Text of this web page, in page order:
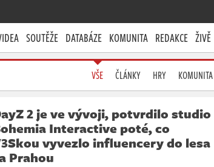
SOUTĚŽE DATABÁZE KOMUNITA REDAKCE ŽIVĚ
VŠE ČLÁNKY HRY KOMUNITA
2 je ve vývoji, potvrdilo studio
Interactive poté, co
vyvezlo influencery do lesa
Prahou